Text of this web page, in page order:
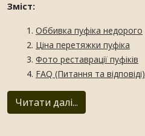
Зміст:
Оббивка пуфіка недорого
Ціна перетяжки пуфіка
Фото реставрації пуфіків
FAQ (Питання та відповіді)
Читати далі...